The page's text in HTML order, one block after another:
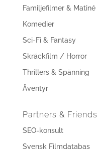
Familjefilmer & Matiné
Komedier
Sci-Fi & Fantasy
Skräckfilm / Horror
Thrillers & Spänning
Äventyr
Partners & Friends
SEO-konsult
Svensk Filmdatabas